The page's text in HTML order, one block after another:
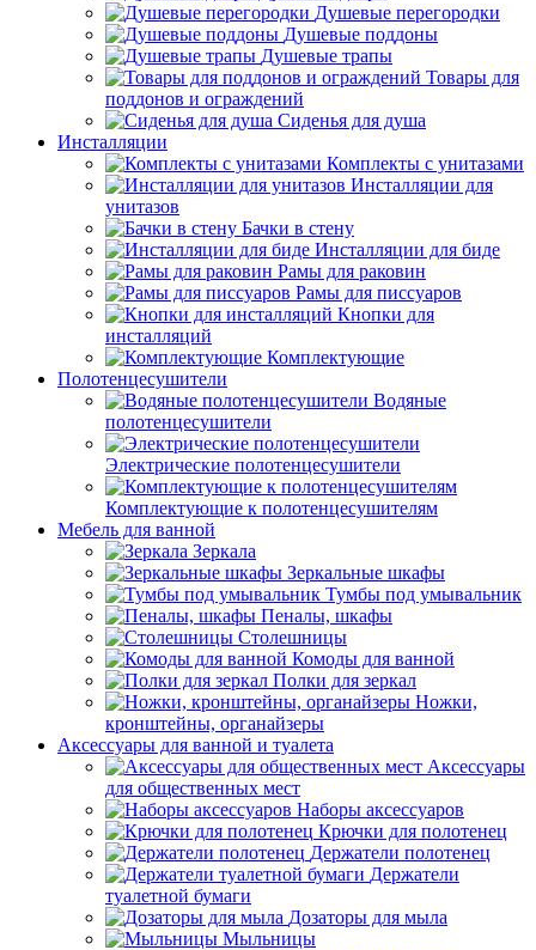
Душевые перегородки
Душевые поддоны
Душевые трапы
Товары для
поддонов и ограждений
Сиденья для душа
Инсталляции
Комплекты с унитазами
Инсталляции для
унитазов
Бачки в стену
Инсталляции для биде
Рамы для раковин
Рамы для писсуаров
Кнопки для
инсталляций
Комплектующие
Полотенцесушители
Водяные
полотенцесушители
Электрические полотенцесушители
Комплектующие к полотенцесушителям
Мебель для ванной
Зеркала
Зеркальные шкафы
Тумбы под умывальник
Пеналы, шкафы
Столешницы
Комоды для ванной
Полки для зеркал
Ножки,
кронштейны, органайзеры
Аксессуары для ванной и туалета
Аксессуары
для общественных мест
Наборы аксессуаров
Крючки для полотенец
Держатели полотенец
Держатели
туалетной бумаги
Дозаторы для мыла
Мыльницы